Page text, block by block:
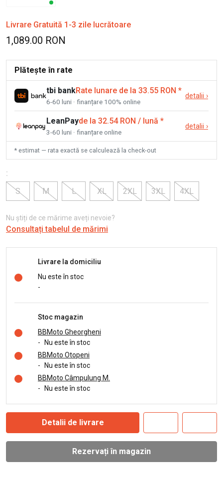
Livrare Gratuită 1-3 zile lucrătoare
1,089.00 RON
Plătește în rate
tbi bankRate lunare de la 33.55 RON *
6-60 luni · finanțare 100% online
detalii ›
LeanPayde la 32.54 RON / lună *
3-60 luni · finanțare online
detalii ›
* estimat — rata exactă se calculează la check-out
:
S
M L XL 2XL 3XL 4XL
Nu știți de ce mărime aveți nevoie?
Consultați tabelul de mărimi
Livrare la domiciliu
Nu este în stoc
-
Stoc magazin
BBMoto Gheorgheni
-
Nu este în stoc
BBMoto Otopeni
-
Nu este în stoc
BBMoto Câmpulung M.
-
Nu este în stoc
Detalii de livrare
Rezervați în magazin